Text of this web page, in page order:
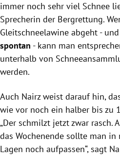
immer noch sehr viel Schnee
Sprecherin der Bergrettung.
Gleitschneelawine abgeht -
spontan - kann man
unterhalb von
werden.
Auch Nairz weist darauf hin,
wie vor noch ein halber bis zu
„Der schmilzt jetzt zwar rasch.
das Wochenende sollte man
Lagen noch aufpassen“, sagt